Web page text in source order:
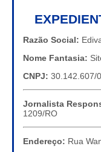
Razão Social:
Nome Fantasia:
CNPJ: 30.142.607/
Jornalista
1209/RO
Endereço: Rua